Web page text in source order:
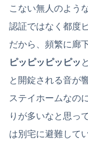
こない無人のよう
認証ではなく都度
だから、 頻繁に廊
ピッピッピッピッ
と開錠される音が
ステイホームなの
りが多いなと思っ
は別宅に避難して